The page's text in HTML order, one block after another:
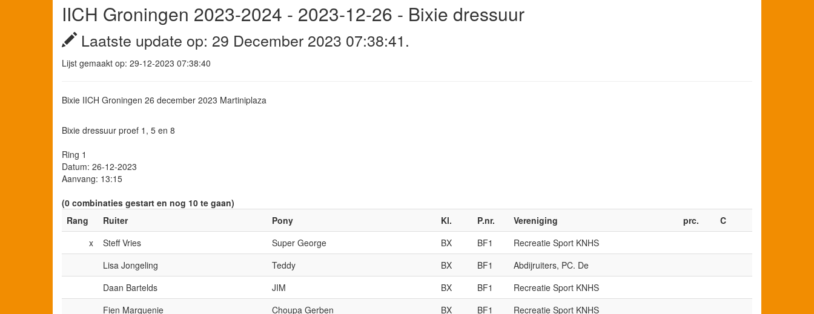
IICH Groningen 2023-2024 - 2023-12-26 - Bixie dressuur
Laatste update op: 29 December 2023 07:38:41.
Lijst gemaakt op: 29-12-2023 07:38:40
Bixie IICH Groningen 26 december 2023 Martiniplaza
Bixie dressuur proef 1, 5 en 8
Ring 1
Datum: 26-12-2023
Aanvang: 13:15
(0 combinaties gestart en nog 10 te gaan)
Rang
Ruiter Pony Kl. P.nr. Vereniging prc.
C
x
Steff Vries Super George BX BF1
Recreatie Sport KNHS
Lisa Jongeling
Teddy BX BF1
Abdijruiters, PC. De
Daan Bartelds
JIM BX BF1
Recreatie Sport KNHS
Fien Marquenie
Choupa Gerben BX BF1 Recreatie Sport KNHS